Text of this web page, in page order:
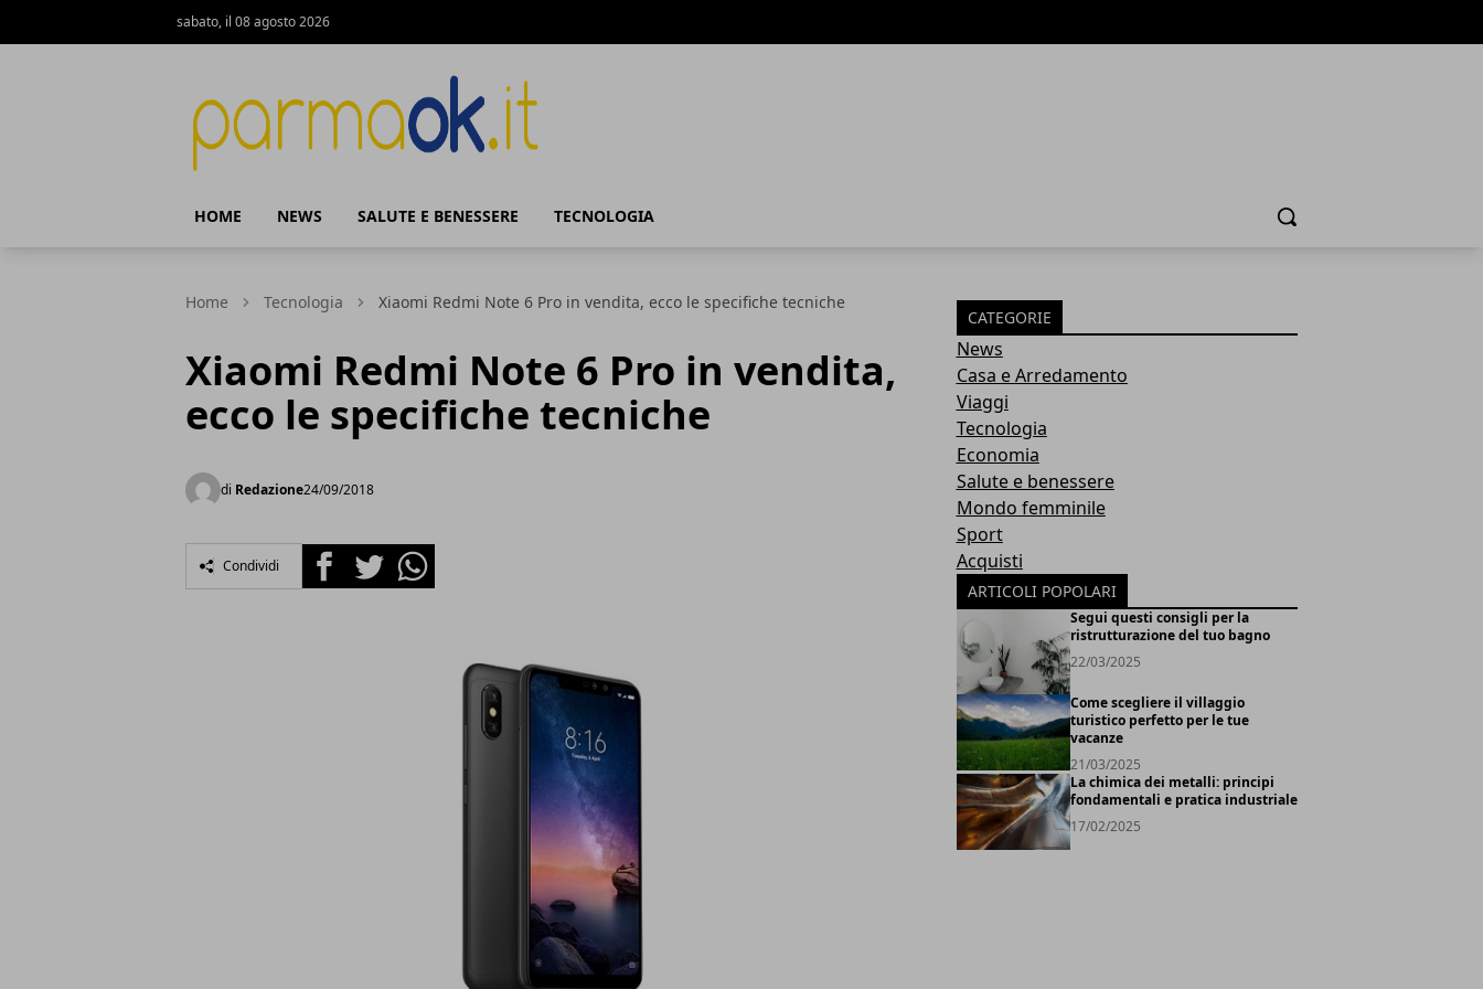
sabato, il 08 agosto 2026
HOME NEWS SALUTE E BENESSERE TECNOLOGIA Cerca
Home Tecnologia Xiaomi Redmi Note 6 Pro in vendita, ecco le specifiche tecniche
Xiaomi Redmi Note 6 Pro in vendita,
ecco le specifiche tecniche
di Redazione24/09/2018
Condividi FacebookTwitterWhatsapp
CATEGORIE
News
Casa e Arredamento
Viaggi
Tecnologia
Economia
Salute e benessere
Mondo femminile
Sport
Acquisti
ARTICOLI POPOLARI
Segui questi consigli per la
ristrutturazione del tuo bagno
22/03/2025
Come scegliere il villaggio
turistico perfetto per le tue
vacanze
21/03/2025
La chimica dei metalli: principi
fondamentali e pratica industriale
17/02/2025